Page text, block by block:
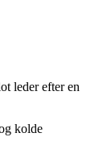
leder efter en
kolde